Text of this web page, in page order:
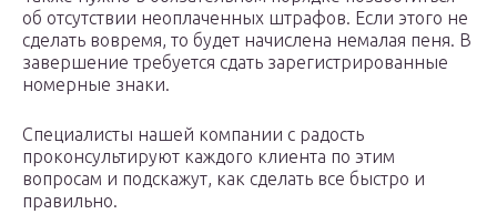
об отсутствии неоплаченных штрафов. Если этого не
сделать вовремя, то будет начислена немалая пеня. В
завершение требуется сдать зарегистрированные
номерные знаки.
Специалисты нашей компании с радость
проконсультируют каждого клиента по этим
вопросам и подскажут, как сделать все быстро и
правильно.